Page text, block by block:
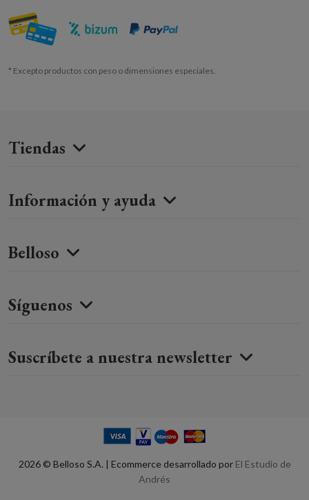
* Excepto productos con peso o dimensiones especiales.
Tiendas
Información y ayuda
Belloso
Síguenos
Suscríbete a nuestra newsletter
2026 © Belloso S.A. | Ecommerce desarrollado porEl Estudio de
Andrés